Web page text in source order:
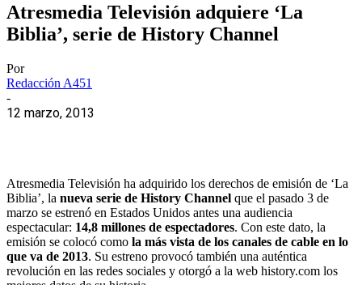
Atresmedia Televisión adquiere ‘La
Biblia’, serie de History Channel
Por
Redacción A451
-
12 marzo, 2013
Atresmedia Televisión ha adquirido los derechos de emisión de ‘La
Biblia’, la nueva serie de History Channel que el pasado 3 de
marzo se estrenó en Estados Unidos antes una audiencia
espectacular: 14,8 millones de espectadores. Con este dato, la
emisión se colocó como la más vista de los canales de cable en lo
que va de 2013. Su estreno provocó también una auténtica
revolución en las redes sociales y otorgó a la web history.com los